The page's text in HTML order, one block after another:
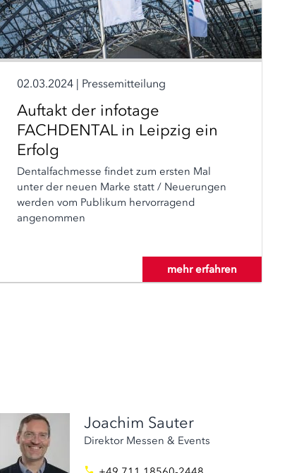
02.03.2024| Pressemitteilung
Auftakt der infotage
FACHDENTAL in Leipzig ein
Erfolg
Dentalfachmesse findet zum ersten Mal
unter der neuen Marke statt / Neuerungen
werden vom Publikum hervorragend
angenommen
mehr erfahren
Joachim Sauter
Direktor Messen & Events